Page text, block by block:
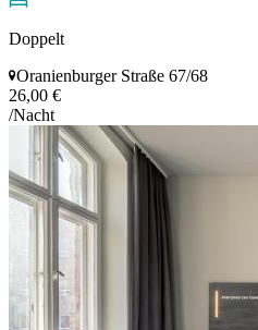
Doppelt
Oranienburger Straße 67/68
26,00 €
/Nacht